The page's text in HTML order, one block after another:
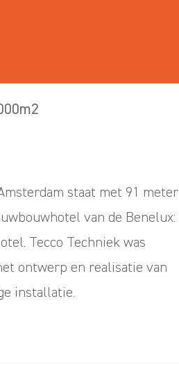
staat met 91 meter
van de Benelux:
Tecco Techniek was
ontwerp en realisatie van
installatie.